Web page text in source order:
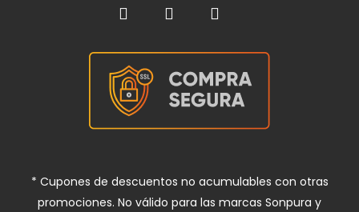
* Cupones de descuentos no acumulables con otras
promociones. No válido para las marcas Sonpura y